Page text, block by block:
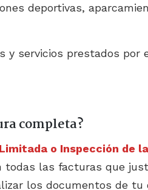
deportivas,
y servicios prestados
completa?
o Inspección de
todas las facturas que
los documentos de tu